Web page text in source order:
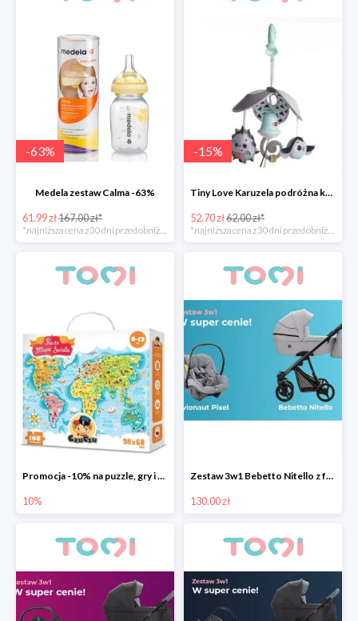
-63%
Medela zestaw Calma -63%
61.99 zł167.00 zł*
-15%
Tiny Love Karuzela podróżna kompaktowa Pack&Go
52.70 zł62.00 zł*
Promocja -10% na puzzle, gry i karty edukacyjne CzuCzu
10%
Zestaw 3w1 Bebetto Nitello z fotelikiem samochodowym Avionaut Pixel taniej
130.00 zł